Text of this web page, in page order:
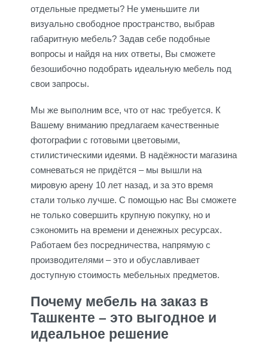
отдельные предметы? Не уменьшите ли
визуально свободное пространство, выбрав
габаритную мебель? Задав себе подобные
вопросы и найдя на них ответы, Вы сможете
безошибочно подобрать идеальную мебель под
свои запросы.
Мы же выполним все, что от нас требуется. К
Вашему вниманию предлагаем качественные
фотографии с готовыми цветовыми,
стилистическими идеями. В надёжности магазина
сомневаться не придётся – мы вышли на
мировую арену 10 лет назад, и за это время
стали только лучше. С помощью нас Вы сможете
не только совершить крупную покупку, но и
сэкономить на времени и денежных ресурсах.
Работаем без посредничества, напрямую с
производителями – это и обуславливает
доступную стоимость мебельных предметов.
Почему мебель на заказ в
Ташкенте – это выгодное и
идеальное решение